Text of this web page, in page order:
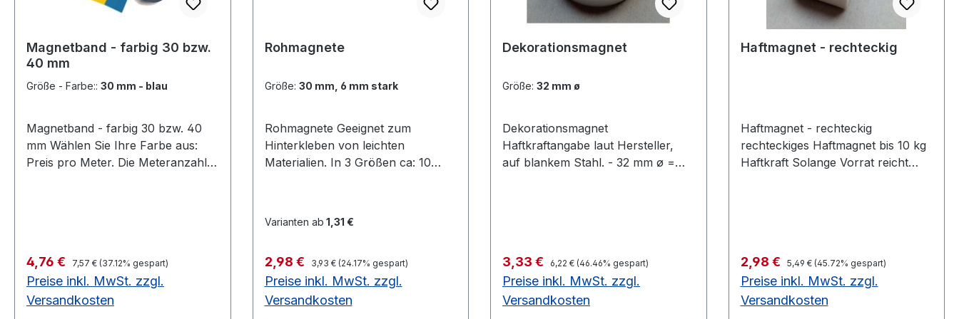
Magnetband - farbig 30 bzw.
40 mm
Größe - Farbe:: 30 mm - blau
Magnetband - farbig 30 bzw. 40
mm Wählen Sie Ihre Farbe aus:
Preis pro Meter. Die Meteranzahl =
schwarz - noch 8 Meter auf Lager
1 mm stark, 40 mm breit blau -
noch 8 Meter auf Lager rot - noch
Verkaufspreis:
4,76 € Regulärer Preis:
7,57 € (37.12% gespart)
Preise inkl. MwSt. zzgl.
Versandkosten
Rohmagnete
Größe: 30 mm, 6 mm stark
Rohmagnete Geeignet zum
Hinterkleben von leichten
Materialien. In 3 Größen ca: 10
gewünschte Größe aus: Solange
ø - noch 31 Packungen auf Lager
20 mm ø - noch 49 Packungen auf
Lager 30 mm ø - noch 50
Varianten ab 1,31 €
Verkaufspreis:
2,98 € Regulärer Preis:
3,93 € (24.17% gespart)
Preise inkl. MwSt. zzgl.
Versandkosten
Dekorationsmagnet
Größe: 32 mm ø
Dekorationsmagnet
Haftkraftangabe laut Hersteller,
auf blankem Stahl. - 32 mm ø =
Haken, verschiedene Größen
Solange Vorrat reicht
Verkaufspreis:
3,33 € Regulärer Preis:
6,22 € (46.46% gespart)
Preise inkl. MwSt. zzgl.
Versandkosten
Haftmagnet - rechteckig
Haftmagnet - rechteckig
rechteckiges Haftmagnet bis 10 kg
Haftkraft Solange Vorrat reicht
Verkaufspreis:
2,98 € Regulärer Preis:
5,49 € (45.72% gespart)
Preise inkl. MwSt. zzgl.
Versandkosten